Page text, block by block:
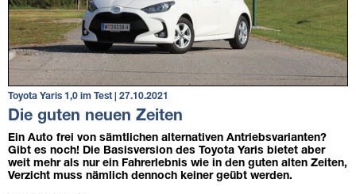
Toyota Yaris 1,0 im Test | 27.10.2021
Die guten neuen Zeiten
Ein Auto frei von sämtlichen alternativen Antriebsvarianten?
Gibt es noch! Die Basisversion des Toyota Yaris bietet aber
weit mehr als nur ein Fahrerlebnis wie in den guten alten Zeiten,
Verzicht muss nämlich dennoch keiner geübt werden.